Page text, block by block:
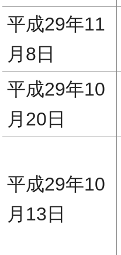
平成29年11
月8日
平成29年10
月20日
平成29年10
月13日